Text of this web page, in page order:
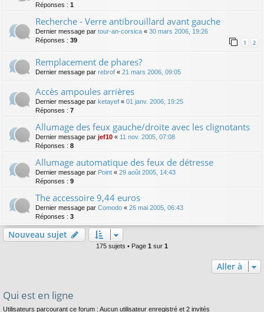
Réponses : 1
Recherche - Verre antibrouillard avant gauche
Dernier message par tour-an-corsica « 30 mars 2006, 19:26
Réponses : 39 1 2
Remplacement de phares?
Dernier message par rebrof « 21 mars 2006, 09:05
Accès ampoules arrières
Dernier message par ketayef « 01 janv. 2006, 19:25
Réponses : 7
Allumage des feux gauche/droite avec les clignotants
Dernier message par jef10 « 11 nov. 2005, 07:08
Réponses : 8
Allumage automatique des feux de détresse
Dernier message par Point « 29 août 2005, 14:43
Réponses : 9
The accessoire 9,44 euros
Dernier message par Comodo « 26 mai 2005, 06:43
Réponses : 3
Nouveau sujet
175 sujets • Page 1 sur 1
Aller à
Qui est en ligne
Utilisateurs parcourant ce forum : Aucun utilisateur enregistré et 2 invités